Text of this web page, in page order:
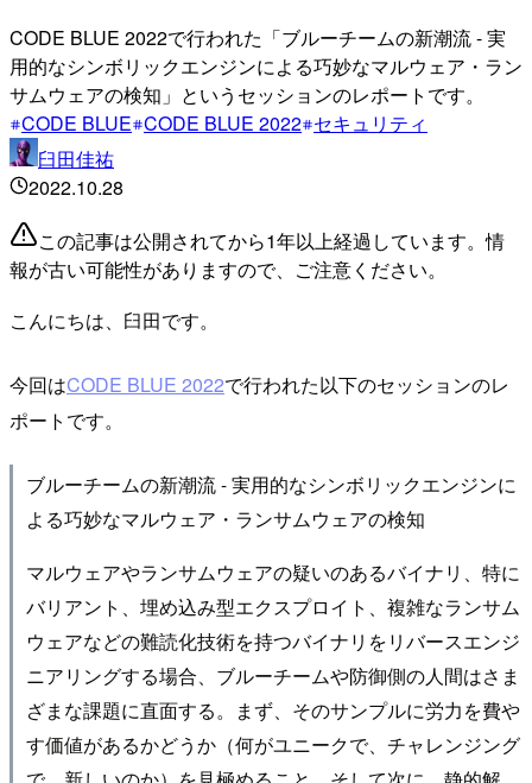
CODE BLUE 2022で行われた「ブルーチームの新潮流 - 実
用的なシンボリックエンジンによる巧妙なマルウェア・ラン
サムウェアの検知」というセッションのレポートです。
CODE BLUE CODE BLUE 2022 セキュリティ
臼田佳祐
2022.10.28
この記事は公開されてから1年以上経過しています。情
報が古い可能性がありますので、ご注意ください。
こんにちは、臼田です。
今回はCODE BLUE 2022で行われた以下のセッションのレ
ポートです。
ブルーチームの新潮流 - 実用的なシンボリックエンジンに
よる巧妙なマルウェア・ランサムウェアの検知
マルウェアやランサムウェアの疑いのあるバイナリ、特に
バリアント、埋め込み型エクスプロイト、複雑なランサム
ウェアなどの難読化技術を持つバイナリをリバースエンジ
ニアリングする場合、ブルーチームや防御側の人間はさま
ざまな課題に直面する。まず、そのサンプルに労力を費や
す価値があるかどうか（何がユニークで、チャレンジング